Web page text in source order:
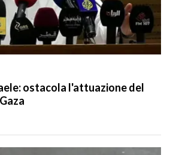
ostacola l'attuazione del